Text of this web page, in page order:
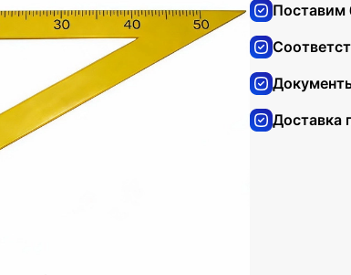
Поставим
Доставка